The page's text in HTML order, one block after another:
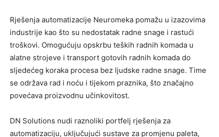
Rješenja automatizacije Neuromeka pomažu u izazovima
industrije kao što su nedostatak radne snage i rastući
troškovi. Omogućuju opskrbu teških radnih komada u
alatne strojeve i transport gotovih radnih komada do
sljedećeg koraka procesa bez ljudske radne snage. Time
se održava rad i noću i tijekom praznika, što značajno
povećava proizvodnu učinkovitost.
DN Solutions nudi raznoliki portfelj rješenja za
automatizaciju, uključujući sustave za promjenu paleta,